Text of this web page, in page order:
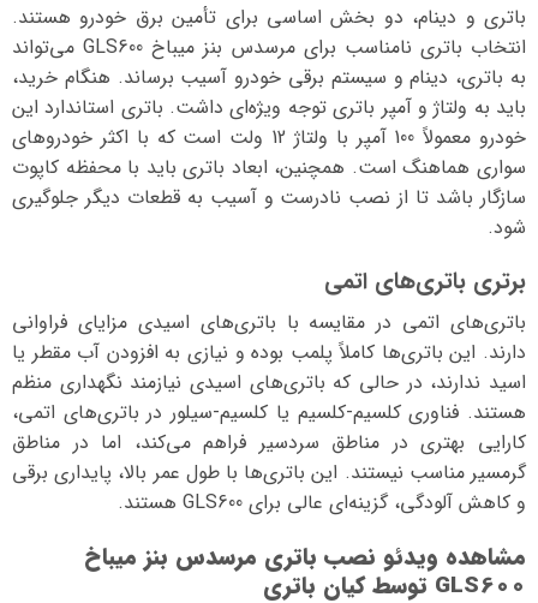
باتری و دینام، دو بخش اساسی برای تأمین برق خودرو هستند.
انتخاب باتری نامناسب برای مرسدس بنز میباخ GLS600 می‌تواند
به باتری، دینام و سیستم برقی خودرو آسیب برساند. هنگام خرید،
باید به ولتاژ و آمپر باتری توجه ویژه‌ای داشت. باتری استاندارد این
خودرو معمولاً 100 آمپر با ولتاژ 12 ولت است که با اکثر خودروهای
سواری هماهنگ است. همچنین، ابعاد باتری باید با محفظه کاپوت
سازگار باشد تا از نصب نادرست و آسیب به قطعات دیگر جلوگیری
شود.
برتری باتری‌های اتمی
باتری‌های اتمی در مقایسه با باتری‌های اسیدی مزایای فراوانی
دارند. این باتری‌ها کاملاً پلمب بوده و نیازی به افزودن آب مقطر یا
اسید ندارند، در حالی که باتری‌های اسیدی نیازمند نگهداری منظم
هستند. فناوری کلسیم-کلسیم یا کلسیم-سیلور در باتری‌های اتمی،
کارایی بهتری در مناطق سردسیر فراهم می‌کند، اما در مناطق
گرمسیر مناسب نیستند. این باتری‌ها با طول عمر بالا، پایداری برقی
و کاهش آلودگی، گزینه‌ای عالی برای GLS600 هستند.
مشاهده ویدئو نصب باتری مرسدس بنز میباخ
GLS600 توسط کیان باتری